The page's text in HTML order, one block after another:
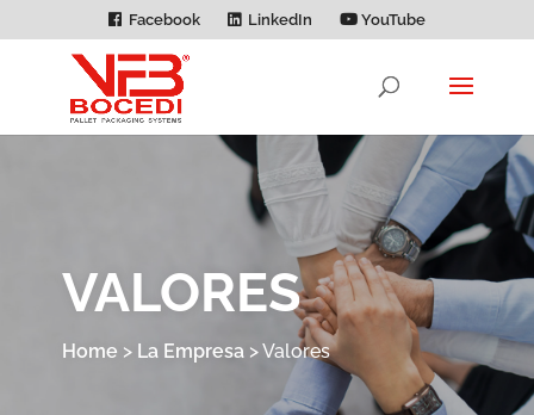
Facebook LinkedIn YouTube
VALORES
Home > La Empresa>Valores